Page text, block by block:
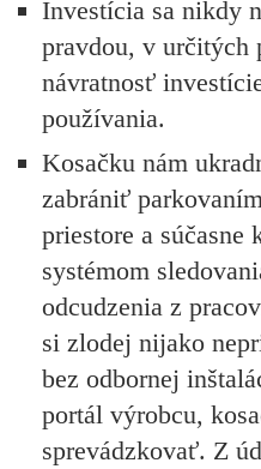
Investícia sa nikdy
pravdou, v určitých
návratnosť
používania.
Kosačku nám
zabrániť
priestore a súčasne
systémom
odcudzenia z
si zlodej nijako
bez odbornej
portál výrobcu,
sprevádzkovať. Z